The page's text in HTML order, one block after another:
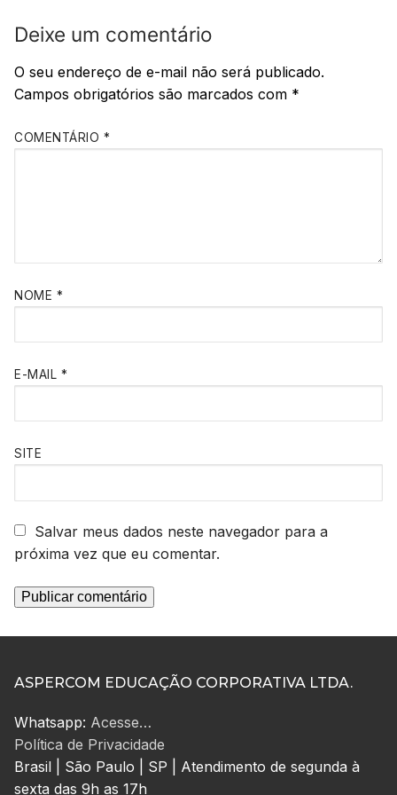
Deixe um comentário
O seu endereço de e-mail não será publicado.
Campos obrigatórios são marcados com *
COMENTÁRIO *
NOME *
E-MAIL *
SITE
Salvar meus dados neste navegador para a
próxima vez que eu comentar.
ASPERCOM EDUCAÇÃO CORPORATIVA LTDA.
Whatsapp: Acesse…
Política de Privacidade
Brasil | São Paulo | SP | Atendimento de segunda à
sexta das 9h as 17h